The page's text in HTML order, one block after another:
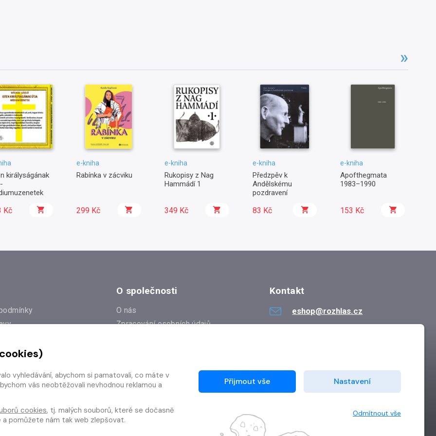
királyságának
Kč
e-kniha
Rabínka v zácviku
299 Kč
e-kniha
Rukopisy z Nag
Hammádí 1
349 Kč
e-kniha
Předzpěv k
Andělskému
pozdravení
83 Kč
e-kniha
Apofthegmata
1983–1990
153 Kč
od smlouvy
O společnosti
O nás
Zpracování osobních údajů
Kontakt
eshop@rozhlas.cz
vyhledávání, abychom si pamatovali, co máte v
vás neobtěžovali nevhodnou reklamou a
cookies, tj. malých souborů, které se dočasně
a pomůžete nám tak web zlepšovat.
Přijmout vše Nastavení
Odmítnout vše